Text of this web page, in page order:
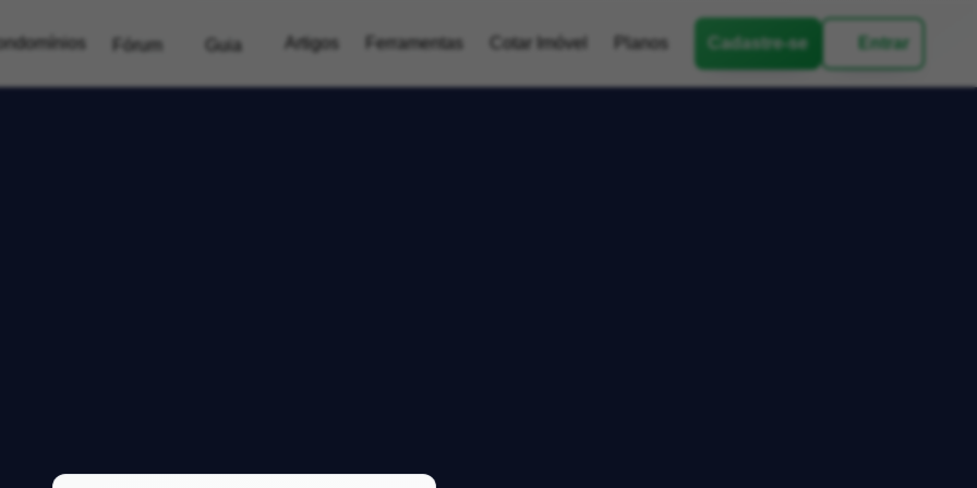
Fórum Guia Artigos Ferramentas Cotar Imóvel Planos Cadastre-se Entrar